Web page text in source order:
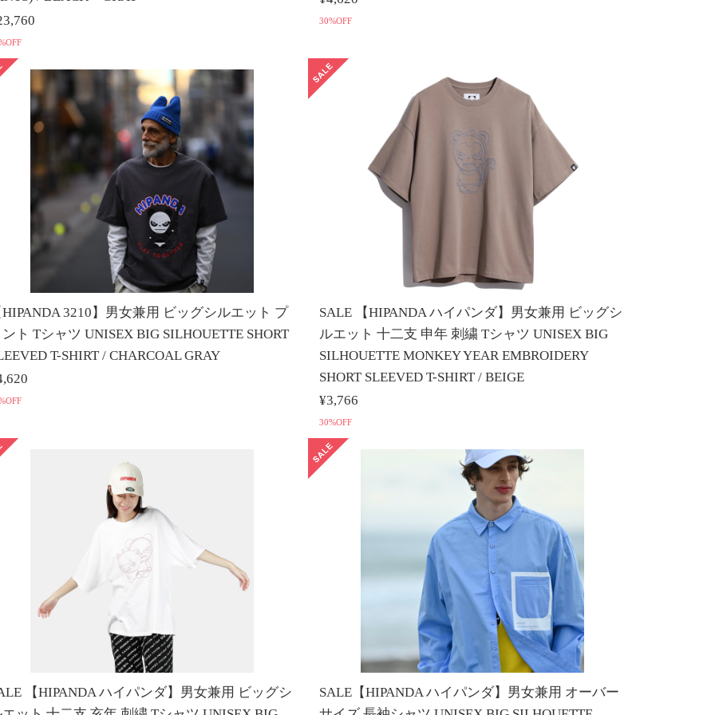
30%OFF
HIPANDA 3210】男女兼用 ビッグシルエット プ
ント Tシャツ UNISEX BIG SILHOUETTE SHORT
T-SHIRT / CHARCOAL GRAY
SALE 【HIPANDA ハイパンダ】男女兼用 ビッグシ
ルエット 十二支 申年 刺繍 Tシャツ UNISEX BIG
SILHOUETTE MONKEY YEAR EMBROIDERY
SHORT SLEEVED T-SHIRT / BEIGE
¥3,766
30%OFF
【HIPANDA ハイパンダ】男女兼用 ビッグシ
SALE【HIPANDA ハイパンダ】男女兼用 オーバー